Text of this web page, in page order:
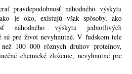
pravdepodobnosť náhodného výskytu
je oko, existujú však spôsoby, ako
náhodného výskytu jednotlivých
sú pre život nevyhnutné. V ľudskom tele
100 000 rôznych druhov proteínov,
chemické zloženie, nevyhnutné pre